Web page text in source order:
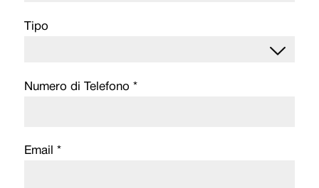
Tipo
Numero di Telefono *
Email *